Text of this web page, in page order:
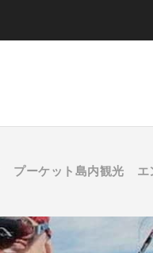
プーケット島内観光
エ